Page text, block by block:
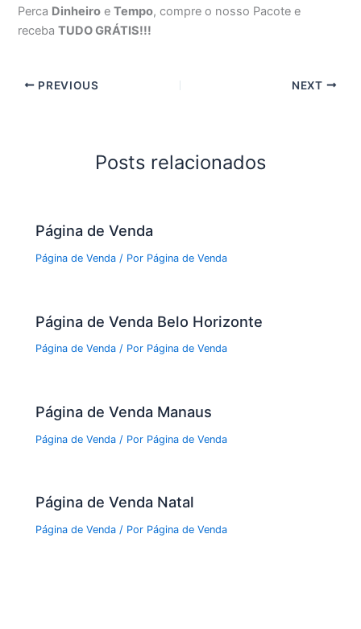
Perca Dinheiro eTempo, compre o nosso Pacote e
recebaTUDO GRÁTIS!!!
PREVIOUS NEXT
Posts relacionados
Página de Venda
Página de Venda / Por Página de Venda
Página de Venda Belo Horizonte
Página de Venda / Por Página de Venda
Página de Venda Manaus
Página de Venda / Por Página de Venda
Página de Venda Natal
Página de Venda / Por Página de Venda